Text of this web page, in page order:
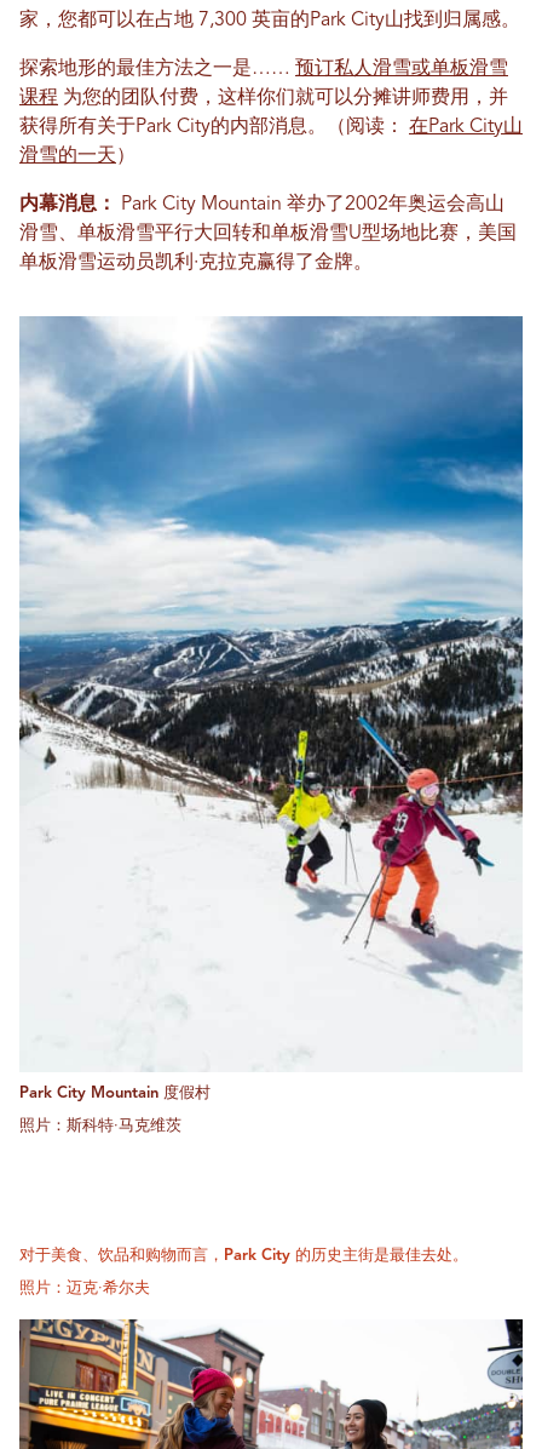
家，您都可以在占地 7,300 英亩的Park City山找到归属感。
探索地形的最佳方法之一是…… 预订私人滑雪或单板滑雪
课程 为您的团队付费，这样你们就可以分摊讲师费用，并
获得所有关于Park City的内部消息。（阅读： 在Park City山
滑雪的一天 ）
内幕消息：
Park City Mountain 举办了2002年奥运会高山
滑雪、单板滑雪平行大回转和单板滑雪U型场地比赛，美国
单板滑雪运动员凯利·克拉克赢得了金牌。
Park City Mountain 度假村
照片：斯科特·马克维茨
对于美食、饮品和购物而言，Park City 的历史主街是最佳去处。
照片：迈克·希尔夫